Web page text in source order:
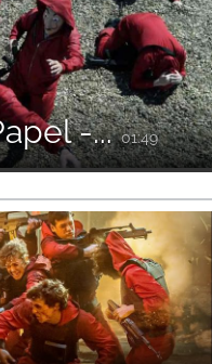
-...01:49